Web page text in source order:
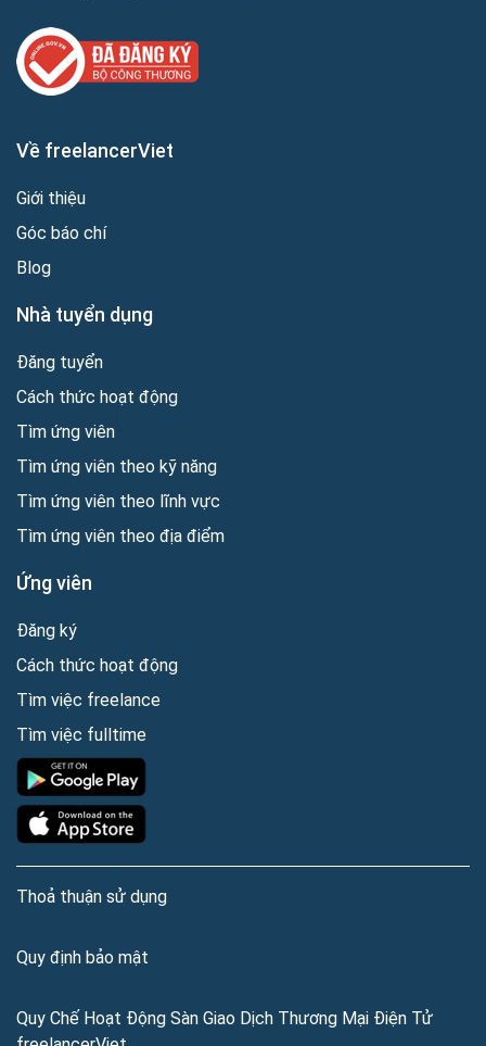
Về freelancerViet
Giới thiệu
Góc báo chí
Blog
Nhà tuyển dụng
Đăng tuyển
Cách thức hoạt động
Tìm ứng viên
Tìm ứng viên theo kỹ năng
Tìm ứng viên theo lĩnh vực
Tìm ứng viên theo địa điểm
Ứng viên
Đăng ký
Cách thức hoạt động
Tìm việc freelance
Tìm việc fulltime
Thoả thuận sử dụng
Quy định bảo mật
Quy Chế Hoạt Động Sàn Giao Dịch Thương Mại Điện Tử